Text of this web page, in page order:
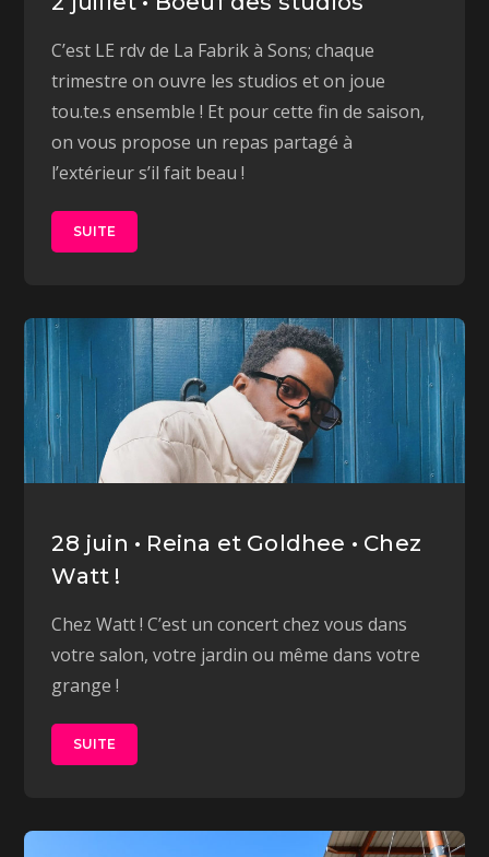
C’est LE rdv de La Fabrik à Sons; chaque
trimestre on ouvre les studios et on joue
tou.te.s ensemble ! Et pour cette fin de saison,
on vous propose un repas partagé à
l’extérieur s’il fait beau !
SUITE
28 juin • Reina et Goldhee • Chez
Watt !
Chez Watt ! C’est un concert chez vous dans
votre salon, votre jardin ou même dans votre
grange !
SUITE